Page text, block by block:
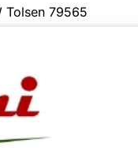
Tolsen 79565